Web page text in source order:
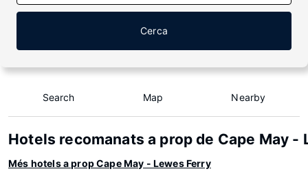
Cerca
Search Map Nearby
Hotels recomanats a prop de Cape May -
Més hotels a prop Cape May - Lewes Ferry